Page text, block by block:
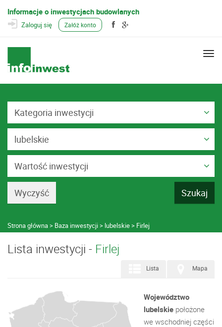
Informacje o inwestycjach budowlanych
Zaloguj się Załóż konto
Kategoria inwestycji
lubelskie
Wartość inwestycji
Strona główna Baza inwestycji lubelskie Firlej
Lista inwestycji - Firlej
Mapa
Lista
Województwo
lubelskie położone
we wschodniej części